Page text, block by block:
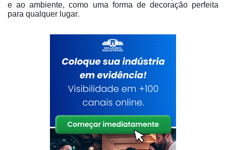
e ao ambiente, como uma forma de decoração perfeita
para qualquer lugar.